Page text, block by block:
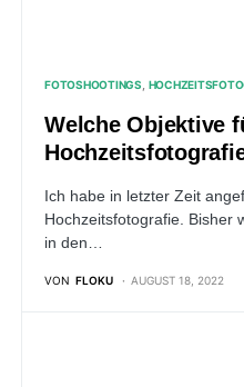
FOTOSHOOTINGS
Welche Objektive
Ich habe in letzter Zeit
Hochzeitsfotografie. Bisher
in den…
VON FLOKU AUGUST 18, 2022